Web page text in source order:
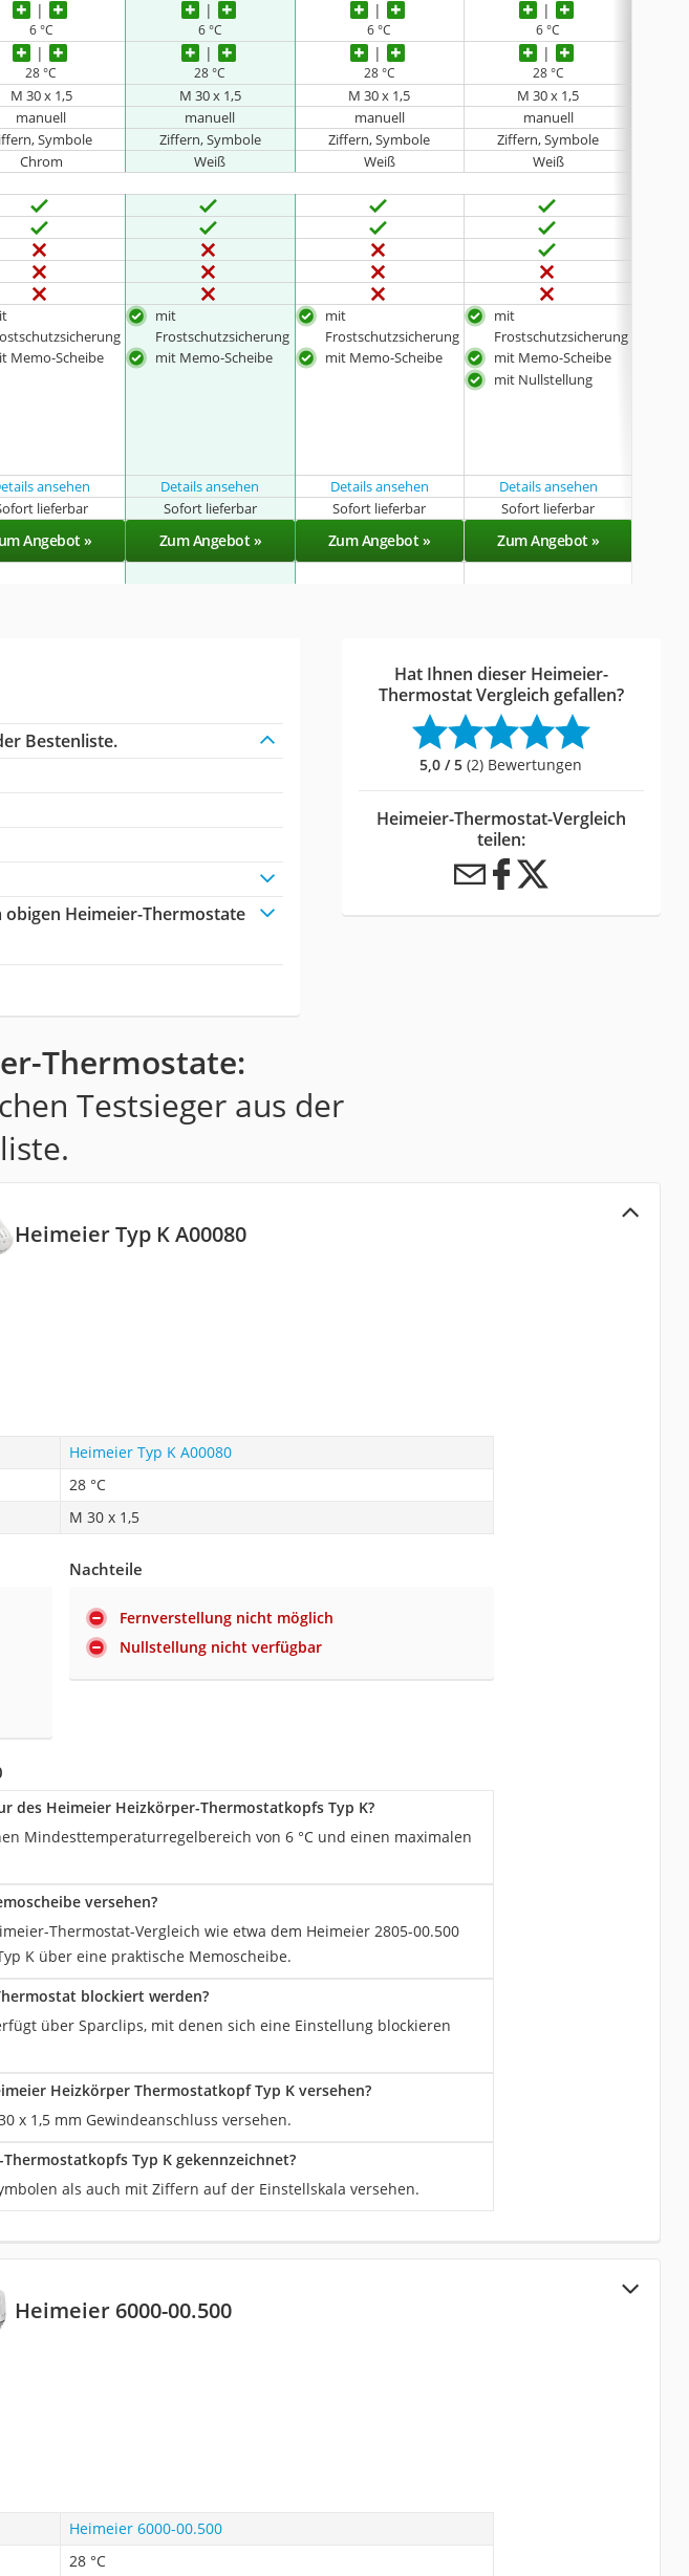
6 °C 6 °C 6 °C 6 °C
28 °C 28 °C 28 °C 28 °C
M 30 x 1,5 M 30 x 1,5 M 30 x 1,5 M 30 x 1,5
manuell manuell manuell
manuell
Symbole Ziffern, Symbole Ziffern, Symbole Ziffern, Symbole
Chrom Weiß Weiß
Weiß
Memo-Scheibe
mit
Frostschutzsicherung
mit Memo-Scheibe
mit
Frostschutzsicherung
mit Memo-Scheibe
mit
Frostschutzsicherung
mit Memo-Scheibe
mit Nullstellung
ansehen Details ansehen Details ansehen Details ansehen
lieferbar Sofort lieferbar Sofort lieferbar Sofort lieferbar
Angebot » Zum Angebot » Zum Angebot » Zum Angebot »
Bestenliste.
obigen Heimeier-Thermostate
Hat Ihnen dieser Heimeier-
Thermostat Vergleich gefallen?
5,0 / 5 (2) Bewertungen
Heimeier-Thermostat-Vergleich
teilen:
Thermostate:
Testsieger aus der
Heimeier Typ K A00080
Heimeier Typ K A00080
28 °C
M 30 x 1,5
Nachteile
Fernverstellung nicht möglich
Nullstellung nicht verfügbar
des Heimeier Heizkörper-Thermostatkopfs Typ K?
Mindesttemperaturregelbereich von 6 °C und einen maximalen
versehen?
Thermostat-Vergleich wie etwa dem Heimeier 2805-00.500
K über eine praktische Memoscheibe.
blockiert werden?
über Sparclips, mit denen sich eine Einstellung blockieren
Heizkörper Thermostatkopf Typ K versehen?
x 1,5 mm Gewindeanschluss versehen.
Typ K gekennzeichnet?
als auch mit Ziffern auf der Einstellskala versehen.
Heimeier 6000-00.500
Heimeier 6000-00.500
28 °C